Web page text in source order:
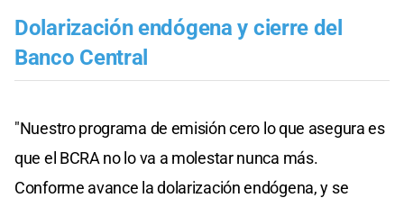
Dolarización endógena y cierre del
Banco Central
"Nuestro programa de emisión cero lo que asegura es
que el BCRA no lo va a molestar nunca más.
Conforme avance la dolarización endógena, y se